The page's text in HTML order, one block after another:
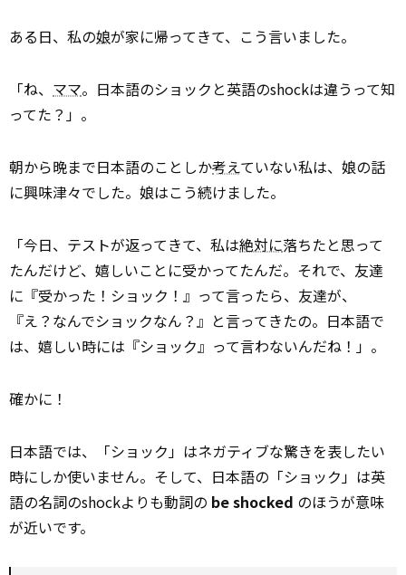
ある日、私の娘が家に帰ってきて、こう言いました。
「ね、 ママ。日本語のショックと英語のshockは違うって知
ってた？」。
朝から晩まで日本語のことしか考えていない私は、娘の話
に興味津々でした。娘はこう続けました。
「今日、テストが返ってきて、私は絶対に落ちたと思って
たんだけど、嬉しいことに受かってたんだ。それで、友達
に『受かった！ショック！』って言ったら、友達が、
『え？なんでショックなん？』と言ってきたの。日本語で
は、嬉しい時には『ショック』って言わないんだね！」。
確かに！
日本語では、「ショック」はネガティブな驚きを表したい
時にしか使いません。そして、日本語の「ショック」は英
語の名詞のshockよりも動詞の be shocked のほうが意味
が近いです。